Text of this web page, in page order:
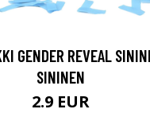
GENDER REVEAL
SININEN
2.9 EUR